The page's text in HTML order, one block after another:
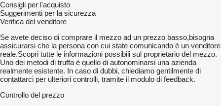
Consigli per l'acquisto
Suggerimenti per la sicurezza
Verifica del venditore
Se avete deciso di comprare il mezzo ad un prezzo basso,bisogna
assicurarsi che la persona con cui state comunicando è un venditore
reale.Scopri tutte le informazioni possibili sul proprietario del mezzo.
Uno dei metodi di truffa è quello di autonominarsi una azienda
realmente esistente. In caso di dubbi, chiediamo gentilmente di
contattarci per ulteriori controlli, tramite il modulo di feedback.
Controllo del prezzo